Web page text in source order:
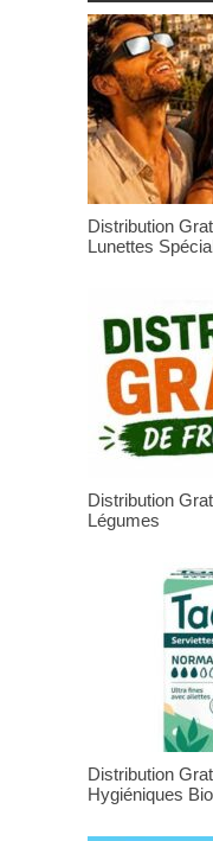
Distribution
Lunettes
Distribution
Légumes
Distribution
Hygiéniques Bio